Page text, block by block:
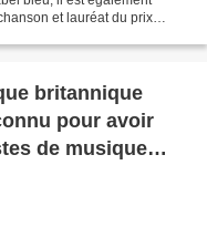
et lauréat du prix
britannique
pour avoir
de musique